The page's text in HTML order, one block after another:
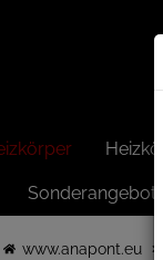
Sonderangebote
www.anapont.eu